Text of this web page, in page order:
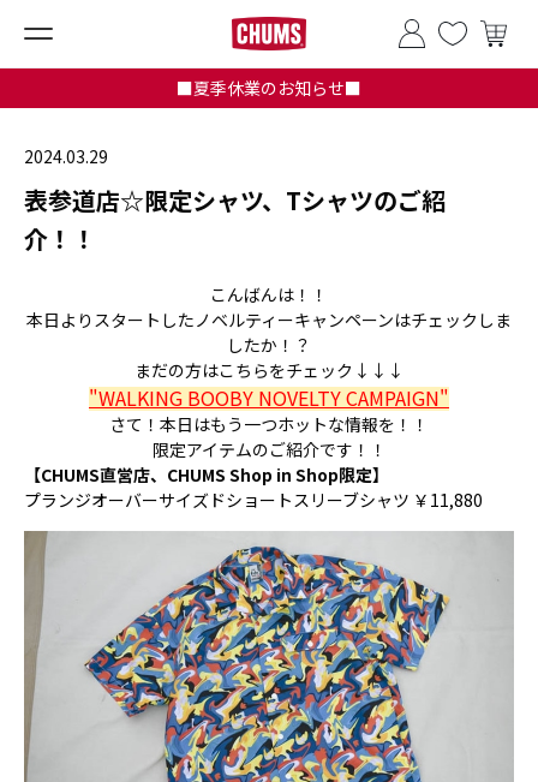
■夏季休業のお知らせ■
2024.03.29
表参道店☆限定シャツ、Tシャツのご紹
介！！
こんばんは！！
本日よりスタートしたノベルティーキャンペーンはチェックしま
したか！？
まだの方はこちらをチェック↓↓↓
"WALKING BOOBY NOVELTY CAMPAIGN"
さて！本日はもう一つホットな情報を！！
限定アイテムのご紹介です！！
【CHUMS直営店、CHUMS Shop in Shop限定】
プランジオーバーサイズドショートスリーブシャツ ￥11,880